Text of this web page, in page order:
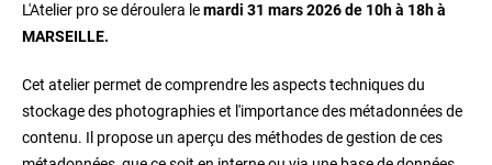
L'Atelier pro se déroulera lemardi 31 mars 2026 de 10h à 18h à
MARSEILLE.
Cet atelier permet de comprendre les aspects techniques du
stockage des photographies et l'importance des métadonnées de
contenu. Il propose un aperçu des méthodes de gestion de ces